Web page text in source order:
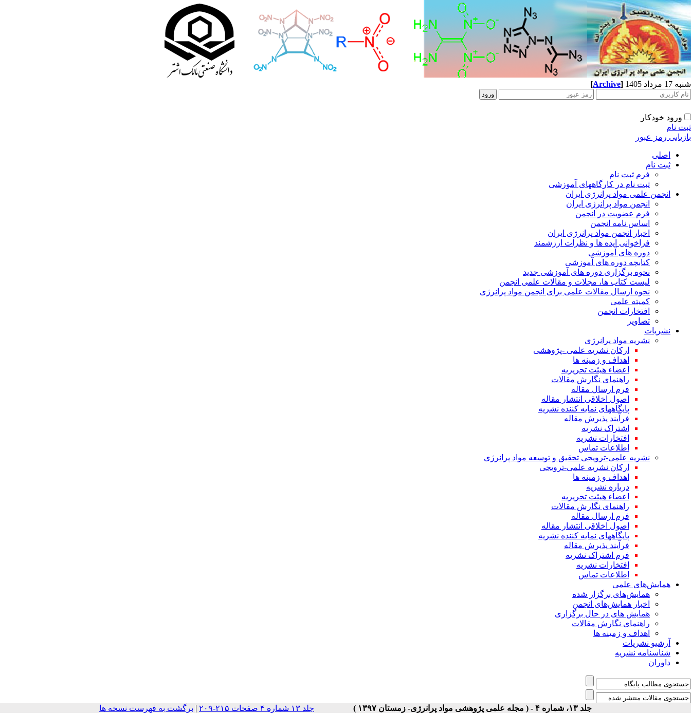
شنبه 17 مرداد 1405 [Archive]
ورود خودکار
ثبت نام
بازیابی رمز عبور
اصلی
ثبت نام
فرم ثبت نام
ثبت نام در کارگاههای آموزشی
انجمن علمی مواد پرانرژی ایران
انجمن مواد پرانرژی ایران
فرم عضویت در انجمن
اساس نامه انجمن
اخبار انجمن مواد پرانرژی ایران
فراخوانی ایده ها و نظرات ارزشمند
دوره های آموزشی
کتابچه دوره های آموزشی
نحوه برگزاری دوره های آموزشی جدید
لیست کتاب ها، مجلات و مقالات علمی انجمن
نحوه ارسال مقالات علمی برای انجمن مواد پرانرژی
کمیته علمی
افتخارات انجمن
تصاویر
نشریات
نشریه مواد پرانرژی
ارکان نشریه علمی -پژوهشی
اهداف و زمینه ها
اعضاء هیئت تحریریه
راهنمای نگارش مقالات
فرم ارسال مقاله
اصول اخلاقی انتشار مقاله
پایگاههای نمایه کننده نشریه
فرآیند پذیرش مقاله
اشتراک نشریه
افتخارات نشریه
اطلاعات تماس
نشریه علمی-ترویجی تحقیق و توسعه مواد پرانرژی
ارکان نشریه علمی-ترویجی
اهداف و زمینه ها
درباره نشریه
اعضاء هیئت تحریریه
راهنمای نگارش مقالات
فرم ارسال مقاله
اصول اخلاقی انتشار مقاله
پایگاههای نمایه کننده نشریه
فرآیند پذیرش مقاله
فرم اشتراک نشریه
افتخارات نشریه
اطلاعات تماس
همایش‌های علمی
همایش‌های برگزار شده
اخبار همایش‌های انجمن
همایش های در حال برگزاری
راهنمای نگارش مقالات
اهداف و زمینه ها
آرشیو نشریات
شناسنامه نشریه
داوران
جلد ۱۳، شماره ۴ - ( مجله علمی پژوهشی مواد پرانرژی- زمستان ۱۳۹۷ ) جلد ۱۳ شماره ۴ صفحات ۲۱۵-۲۰۹ | برگشت به فهرست نسخه ها